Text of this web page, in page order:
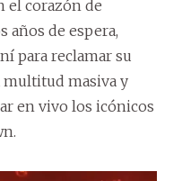
el corazón de
años de espera,
para reclamar su
multitud masiva y
en vivo los icónicos